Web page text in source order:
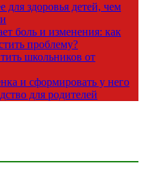
для здоровья детей, чем
боль и изменения: как
проблему?
школьников от
и сформировать у него
для родителей